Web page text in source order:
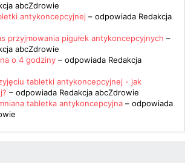
abcZdrowie
antykoncepcyjnej – odpowiada Redakcja
przyjmowania pigułek antykoncepcyjnych –
abcZdrowie
o 4 godziny – odpowiada Redakcja
tabletki antykoncepcyjnej - jak
– odpowiada Redakcja abcZdrowie
tabletka antykoncepcyjna – odpowiada